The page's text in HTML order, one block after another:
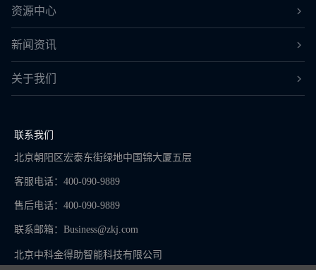
资源中心
新闻资讯
关于我们
联系我们
北京朝阳区宏泰东街绿地中国锦大厦五层
客服电话：400-090-9889
售后电话：400-090-9889
联系邮箱： Business@zkj.com
北京中科金得助智能科技有限公司